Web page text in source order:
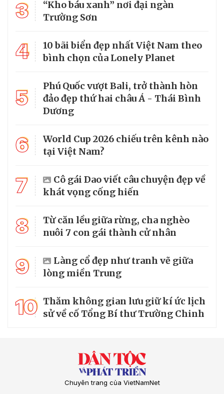
3
“Kho báu xanh” nơi đại ngàn
Trường Sơn
4
10 bãi biển đẹp nhất Việt Nam theo
bình chọn của Lonely Planet
5
Phú Quốc vượt Bali, trở thành hòn
đảo đẹp thứ hai châu Á - Thái Bình
Dương
6
World Cup 2026 chiếu trên kênh nào
tại Việt Nam?
7
Cô gái Dao viết câu chuyện đẹp về
khát vọng cống hiến
8
Từ căn lều giữa rừng, cha nghèo
nuôi 7 con gái thành cử nhân
9
Làng cổ đẹp như tranh vẽ giữa
lòng miền Trung
10 Thăm không gian lưu giữ kí ức lịch
sử về cố Tổng Bí thư Trường Chinh
Chuyên trang của VietNamNet